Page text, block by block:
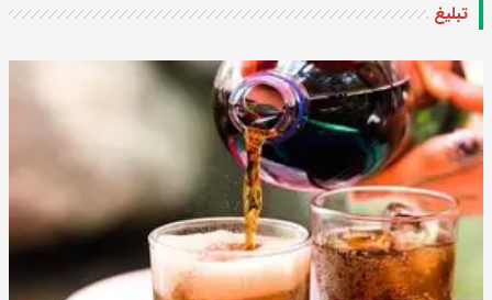
تبلیغ